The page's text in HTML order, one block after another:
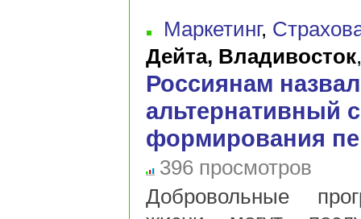
Маркетинг,
Дейта, Владивосток
Россиянам
альтернативный
формирования
396 просмотров
Добровольные